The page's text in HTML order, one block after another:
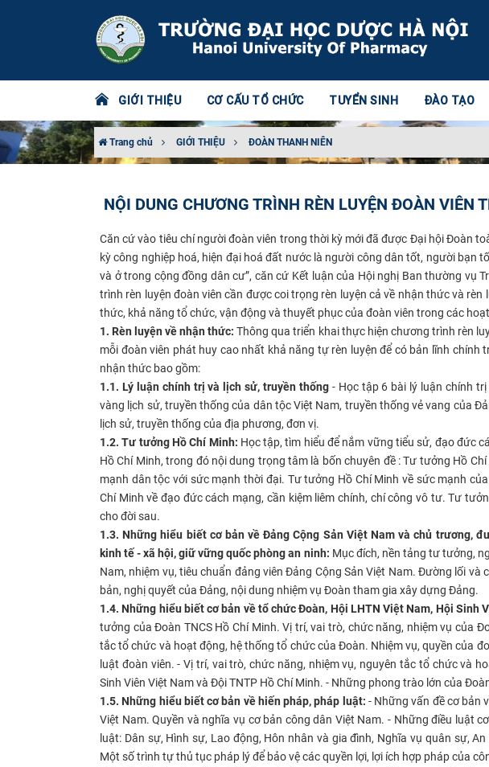
GIỚI THIỆU CƠ CẤU TỔ CHỨC TUYỂN SINH ĐÀO TẠO
Trang chủ GIỚI THIỆU ĐOÀN THANH NIÊN
NỘI DUNG CHƯƠNG TRÌNH RÈN LUYỆN ĐOÀN VIÊN
Căn cứ vào tiêu chí người đoàn viên trong thời kỳ mới đã được Đại hội Đoàn
kỳ công nghiệp hoá, hiện đại hoá đất nước là người công dân tốt, người bạn
và ở trong cộng đồng dân cư”, căn cứ Kết luận của Hội nghị Ban thường vụ
trình rèn luyện đoàn viên cần được coi trọng rèn luyện cả về nhận thức và
thức, khả năng tổ chức, vận động và thuyết phục của đoàn viên trong các
1. Rèn luyện về nhận thức: Thông qua triển khai thực hiện chương trình rèn
mỗi đoàn viên phát huy cao nhất khả năng tự rèn luyện để có bản lĩnh chính
nhận thức bao gồm:
1.1. Lý luận chính trị và lịch sử, truyền thống- Học tập 6 bài lý luận chính
vàng lịch sử, truyền thống của dân tộc Việt Nam, truyền thống vẻ vang của
lịch sử, truyền thống của địa phương, đơn vị.
1.2. Tư tưởng Hồ Chí Minh: Học tập, tìm hiểu để nắm vững tiểu sử, đạo đức
Hồ Chí Minh, trong đó nội dung trọng tâm là bốn chuyên đề : Tư tưởng Hồ
mạnh dân tộc với sức mạnh thời đại. Tư tưởng Hồ Chí Minh về sức mạnh
Chí Minh về đạo đức cách mạng, cần kiệm liêm chính, chí công vô tư. Tư
cho đời sau.
1.3. Những hiểu biết cơ bản về Đảng Cộng Sản Việt Nam và chủ trương,
kinh tế - xã hội, giữ vững quốc phòng an ninh: Mục đích, nền tảng tư tưởng,
Nam, nhiệm vụ, tiêu chuẩn đảng viên Đảng Cộng Sản Việt Nam. Đường lối
bản, nghị quyết của Đảng, nội dung nhiệm vụ Đoàn tham gia xây dựng Đảng.
1.4. Những hiểu biết cơ bản về tổ chức Đoàn, Hội LHTN Việt Nam, Hội Sinh
tưởng của Đoàn TNCS Hồ Chí Minh. Vị trí, vai trò, chức năng, nhiệm vụ của
tắc tổ chức và hoạt động, hệ thống tổ chức của Đoàn. Nhiệm vụ, quyền của
luật đoàn viên. - Vị trí, vai trò, chức năng, nhiệm vụ, nguyên tắc tổ chức và
Sinh Viên Việt Nam và Đội TNTP Hồ Chí Minh. - Những phong trào lớn của
1.5. Những hiểu biết cơ bản về hiến pháp, pháp luật: - Những vấn đề cơ bản
Việt Nam. Quyền và nghĩa vụ cơ bản công dân Việt Nam. - Những điều luật
luật: Dân sự, Hình sự, Lao động, Hôn nhân và gia đình, Nghĩa vụ quân sự,
Một số trình tự thủ tục pháp lý để bảo vệ các quyền lợi, lợi ích hợp pháp của